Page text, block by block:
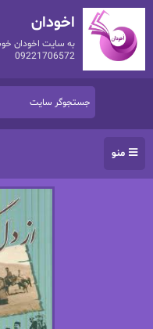
اخودان
به سایت اخودان
09221706572
منو